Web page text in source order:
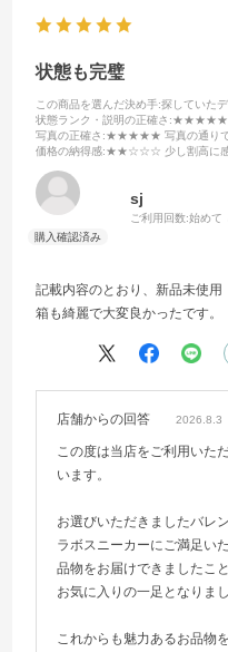
状態も完璧
この商品を選んだ決め手:探していた
状態ランク・説明の正確さ :★★★★★
写真の正確さ :★★★★★ 写真の通りで
価格の納得感:★★☆☆☆ 少し割高に
sj
ご利用回数:始めて
記載内容のとおり、新品未使用
箱も綺麗で大変良かったです。
店舗からの回答 2026.8.3
この度は当店をご利用いた
います。
お選びいただきましたバレ
ラボスニーカーにご満足い
品物をお届けできましたこ
お気に入りの一足となりま
これからも魅力あるお品物